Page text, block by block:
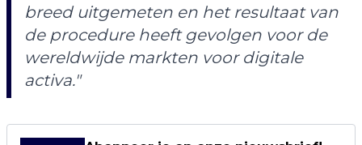
breed uitgemeten en het resultaat van
de procedure heeft gevolgen voor de
wereldwijde markten voor digitale
activa."